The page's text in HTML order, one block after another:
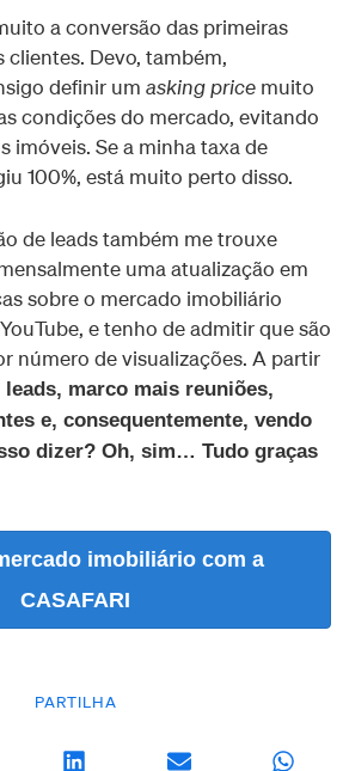
PARTILHA
a conversão das primeiras
Devo, também,
definir um asking price muito
condições do mercado, evitando
imóveis. Se a minha taxa de
100%, está muito perto disso.
de leads também me trouxe
uma atualização em
sobre o mercado imobiliário
e tenho de admitir que são
número de visualizações. A partir
marco mais reuniões,
e, consequentemente, vendo
dizer? Oh, sim… Tudo graças
imobiliário com a
CASAFARI